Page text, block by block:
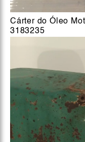
Cárter do Óleo
3183235